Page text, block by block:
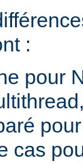
:
pour
cas